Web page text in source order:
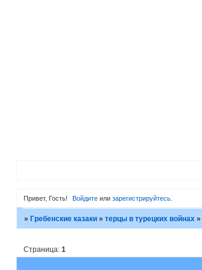
Привет, Гость! Войдите илизарегистрируйтесь
» Гребенские казаки » терцы в турецких войнах »
Страница: 1